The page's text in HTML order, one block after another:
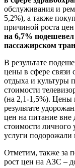
обслуживания и
5,2%), а также
причиной роста
на 6,7%
пассажирском
В результате
цены в сфере связи
отдыха и культуры
стоимости
(на 2,1-1,5%). Цены
результате
цен на питание вне
стоимости личного
услуги подорожали
Отметим, также за
рост цен на АЗС –